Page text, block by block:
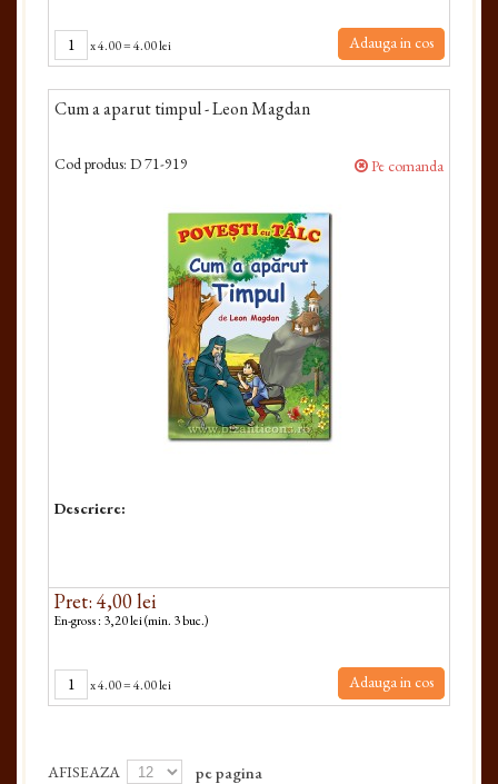
x4.00=4.00 lei Adauga in cos
Cum a aparut timpul - Leon Magdan
Cod produs: D 71-919 Pe comanda
Descriere:
Pret: 4,00 lei
En-gross : 3,20 lei (min. 3 buc.)
x4.00=4.00 lei Adauga in cos
AFISEAZA pe pagina